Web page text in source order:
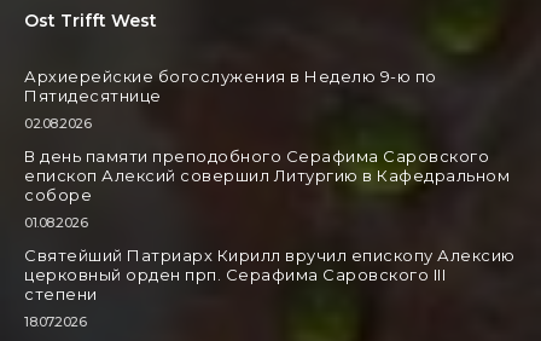
Ost Trifft West
Архиерейские богослужения в Неделю 9-ю по
Пятидесятнице
02.08.2026
В день памяти преподобного Серафима Саровского
епископ Алексий совершил Литургию в Кафедральном
соборе
01.08.2026
Святейший Патриарх Кирилл вручил епископу Алексию
церковный орден прп. Серафима Саровского III
степени
18.07.2026